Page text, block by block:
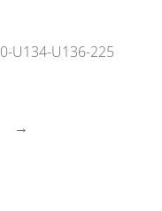
U134-U136-225
→